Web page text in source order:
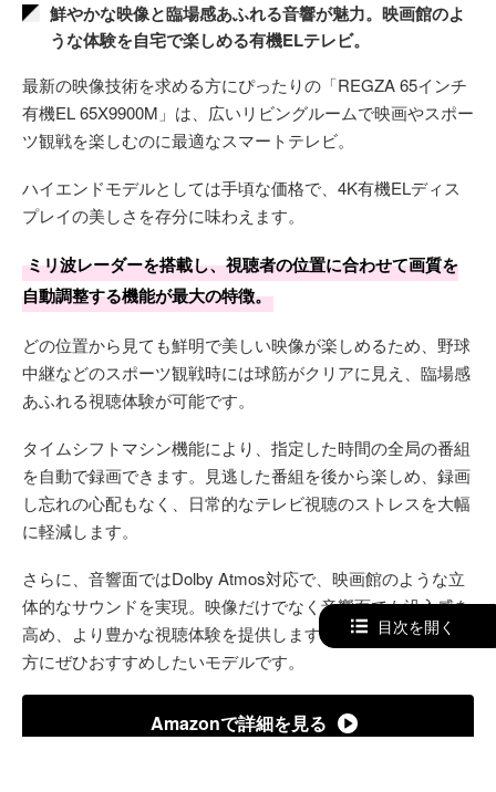
鮮やかな映像と臨場感あふれる音響が魅力。映画館のよ
うな体験を自宅で楽しめる有機ELテレビ。
最新の映像技術を求める方にぴったりの「REGZA 65インチ
有機EL 65X9900M」は、広いリビングルームで映画やスポー
ツ観戦を楽しむのに最適なスマートテレビ。
ハイエンドモデルとしては手頃な価格で、4K有機ELディス
プレイの美しさを存分に味わえます。
ミリ波レーダーを搭載し、視聴者の位置に合わせて画質を
自動調整する機能が最大の特徴。
どの位置から見ても鮮明で美しい映像が楽しめるため、野球
中継などのスポーツ観戦時には球筋がクリアに見え、臨場感
あふれる視聴体験が可能です。
タイムシフトマシン機能により、指定した時間の全局の番組
を自動で録画できます。見逃した番組を後から楽しめ、録画
し忘れの心配もなく、日常的なテレビ視聴のストレスを大幅
に軽減します。
さらに、音響面ではDolby Atmos対応で、映画館のような立
体的なサウンドを実現。映像だけでなく音響面でも没入感を
高め、より豊かな視聴体験を提供します。最新技術を求める
方にぜひおすすめしたいモデルです。
Amazonで詳細を見る
目次を開く